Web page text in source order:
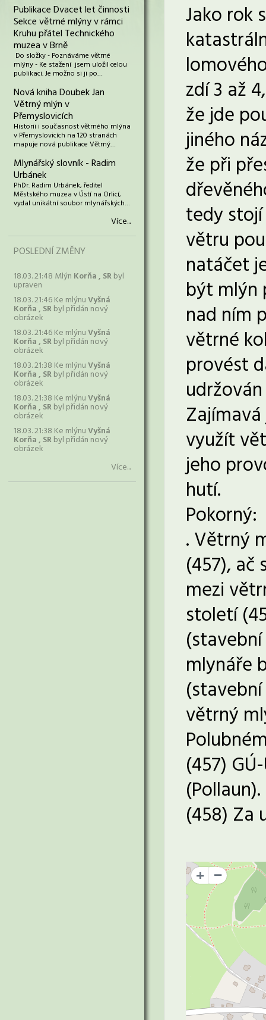
Publikace Dvacet let činnosti
Sekce větrné mlýny v rámci
Kruhu přátel Technického
muzea v Brně
Do složky - Poznáváme větrné
mlýny - Ke stažení jsem uložil celou
publikaci. Je možno si ji po…
Nová kniha Doubek Jan
Větrný mlýn v
Přemyslovicích
Historii i současnost větrného mlýna
v Přemyslovicích na 120 stranách
mapuje nová publikace Větrný…
Mlynářský slovník - Radim
Urbánek
PhDr. Radim Urbánek, ředitel
Městského muzea v Ústí na Orlicí,
vydal unikátní soubor mlynářských…
Více...
POSLEDNÍ ZMĚNY
18.03. 21:48 Mlýn Korňa , SRbyl
upraven
18.03. 21:46 Ke mlýnuVyšná
Korňa , SRbyl přidán nový
obrázek
18.03. 21:46 Ke mlýnuVyšná
Korňa , SRbyl přidán nový
obrázek
18.03. 21:38 Ke mlýnuVyšná
Korňa , SRbyl přidán nový
obrázek
18.03. 21:38 Ke mlýnuVyšná
Korňa , SRbyl přidán nový
obrázek
18.03. 21:38 Ke mlýnuVyšná
Korňa , SRbyl přidán nový
obrázek
Více...
Jako rok
zdí 3 až
že jde
jiného
že při
tedy
větru
natáčet
být mlýn
nad ním
větrné
provést
využít
jeho
hutí.
Pokorný:
. Větrný
(457),
mezi
století
mlynáře
větrný
(457)
(Pollaun).
(458) Za
+